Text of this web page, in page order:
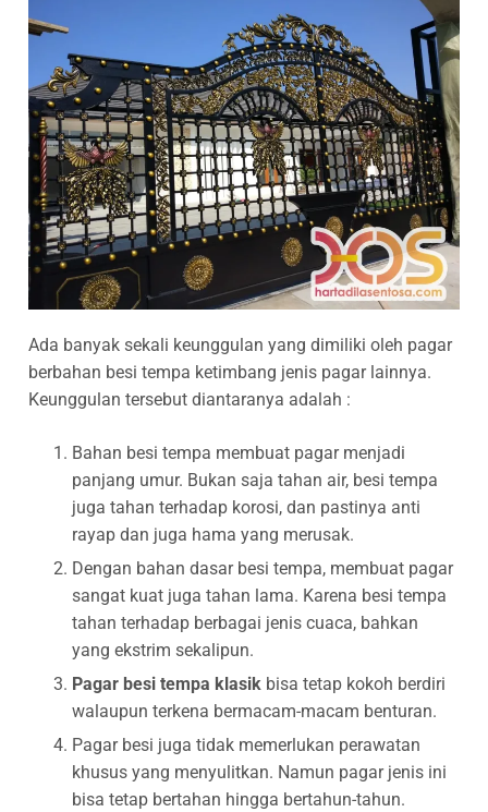
Ada banyak sekali keunggulan yang dimiliki oleh pagar
berbahan besi tempa ketimbang jenis pagar lainnya.
Keunggulan tersebut diantaranya adalah :
Bahan besi tempa membuat pagar menjadi
panjang umur. Bukan saja tahan air, besi tempa
juga tahan terhadap korosi, dan pastinya anti
rayap dan juga hama yang merusak.
Dengan bahan dasar besi tempa, membuat pagar
sangat kuat juga tahan lama. Karena besi tempa
tahan terhadap berbagai jenis cuaca, bahkan
yang ekstrim sekalipun.
Pagar besi tempa klasik bisa tetap kokoh berdiri
walaupun terkena bermacam-macam benturan.
Pagar besi juga tidak memerlukan perawatan
khusus yang menyulitkan. Namun pagar jenis ini
bisa tetap bertahan hingga bertahun-tahun.